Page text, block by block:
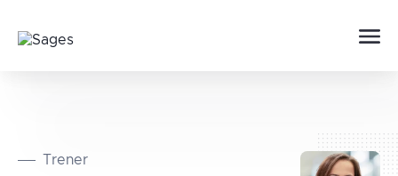
Trener